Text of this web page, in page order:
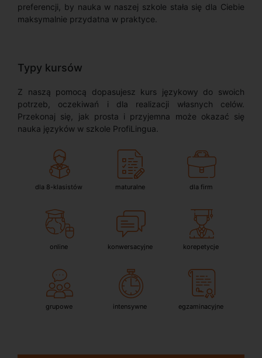
preferencji, by nauka w naszej szkole stała się dla Ciebie
maksymalnie przydatna w praktyce.
Typy kursów
Z naszą pomocą dopasujesz kurs językowy do swoich
potrzeb, oczekiwań i dla realizacji własnych celów.
Przekonaj się, jak prosta i przyjemna może okazać się
nauka języków w szkole ProfiLingua.
dla 8-klasistów maturalne dla firm
online konwersacyjne korepetycje
grupowe intensywne egzaminacyjne